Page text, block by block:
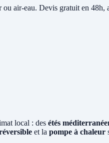
air-eau. Devis gratuit en 48h,
local : des étés
et la pompe à chaleur